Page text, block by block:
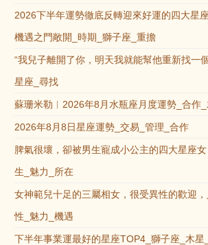
2026下半年運勢徹底反轉迎來好運的四大星
機遇之門敞開_時期_獅子座_重擔
“我兒子離開了你，明天我就能幫他重新找一
星座_尋找
蘇珊米勒︱2026年8月水瓶座月度運勢_合作_
2026年8月8日星座運勢_交易_管理_合作
脾氣很壞，卻被男生寵成小公主的四大星座
生_魅力_所在
女神範兒十足的三屬相女，很受異性的歡迎
性_魅力_機遇
下半年事業運最好的星座TOP4_獅子座_木星